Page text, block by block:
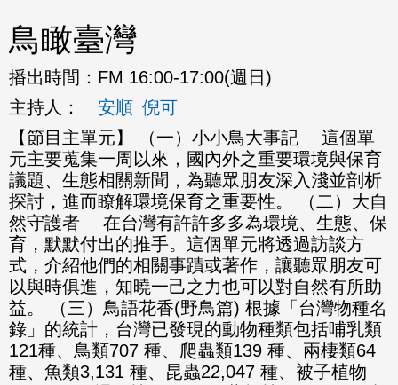
鳥瞰臺灣
播出時間： FM 16:00-17:00(週日)
主持人：
安順 倪可
【節目主單元】 （一）小小鳥大事記 這個單
元主要蒐集一周以來，國內外之重要環境與保育
議題、生態相關新聞，為聽眾朋友深入淺並剖析
探討，進而瞭解環境保育之重要性。 （二）大自
然守護者 在台灣有許許多多為環境、生態、保
育，默默付出的推手。這個單元將透過訪談方
式，介紹他們的相關事蹟或著作，讓聽眾朋友可
以與時俱進，知曉一己之力也可以對自然有所助
益。 （三）鳥語花香(野鳥篇) 根據「台灣物種名
錄」的統計，台灣已發現的動物種類包括哺乳類
121種、鳥類707 種、爬蟲類139 種、兩棲類64
種、魚類3,131 種、昆蟲22,047 種、被子植物